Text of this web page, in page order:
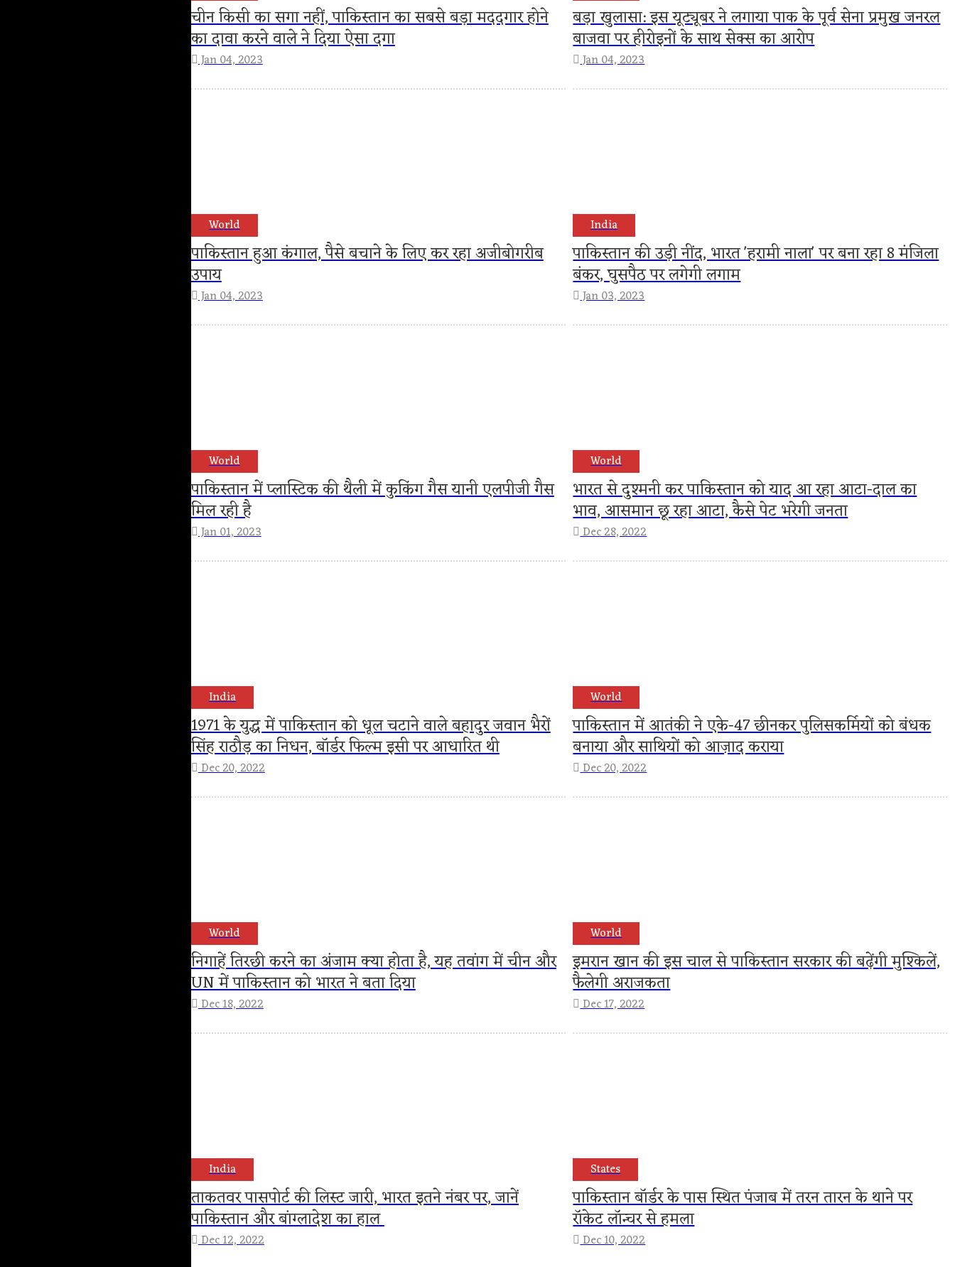
चीन किसी का सगा नहीं, पाकिस्तान का सबसे बड़ा मददगार होने
का दावा करने वाले ने दिया ऐसा दगा
Jan 04, 2023
बड़ा खुलासा: इस यूट्यूबर ने लगाया पाक के पूर्व सेना प्रमुख जनरल
बाजवा पर हीरोइनों के साथ सेक्स का आरोप
Jan 04, 2023
World
पाकिस्तान हुआ कंगाल, पैसे बचाने के लिए कर रहा अजीबोगरीब
उपाय
Jan 04, 2023
India
पाकिस्तान की उड़ी नींद, भारत 'हरामी नाला' पर बना रहा 8 मंजिला
बंकर, घुसपैठ पर लगेगी लगाम
Jan 03, 2023
World
पाकिस्तान में प्लास्टिक की थैली में कुकिंग गैस यानी एलपीजी गैस
मिल रही है
Jan 01, 2023
World
भारत से दुश्मनी कर पाकिस्तान को याद आ रहा आटा-दाल का
भाव, आसमान छू रहा आटा, कैसे पेट भरेगी जनता
Dec 28, 2022
India
1971 के युद्ध में पाकिस्तान को धूल चटाने वाले बहादुर जवान भैरों
सिंह राठौड़ का निधन, बॉर्डर फिल्म इसी पर आधारित थी
Dec 20, 2022
World
पाकिस्तान में आतंकी ने एके-47 छीनकर पुलिसकर्मियों को बंधक
बनाया और साथियों को आज़ाद कराया
Dec 20, 2022
World
निगाहें तिरछी करने का अंजाम क्या होता है, यह तवांग में चीन और
UN में पाकिस्तान को भारत ने बता दिया
Dec 18, 2022
World
इमरान खान की इस चाल से पाकिस्तान सरकार की बढ़ेंगी मुश्किलें,
फैलेगी अराजकता
Dec 17, 2022
India
ताकतवर पासपोर्ट की लिस्ट जारी, भारत इतने नंबर पर, जानें
पाकिस्तान और बांग्लादेश का हाल
Dec 12, 2022
States
पाकिस्तान बॉर्डर के पास स्थित पंजाब में तरन तारन के थाने पर
रॉकेट लॉन्चर से हमला
Dec 10, 2022